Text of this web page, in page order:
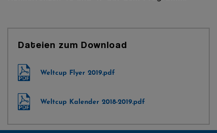
Dateien zum Download
Weltcup Flyer 2019.pdf
Weltcup Kalender 2018-2019.pdf